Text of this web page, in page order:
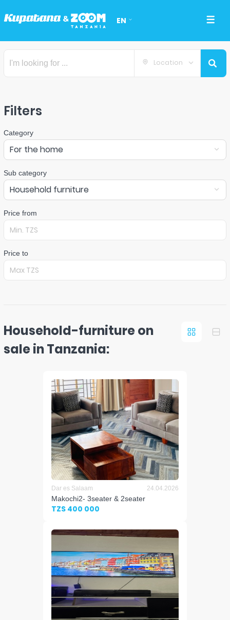
EN
Location
Filters
Category
For the home
Sub category
Household furniture
Price from
Price to
Household-furniture on
sale in Tanzania:
Dar es Salaam 24.04.2026
Makochi2- 3seater & 2seater
TZS 400 000